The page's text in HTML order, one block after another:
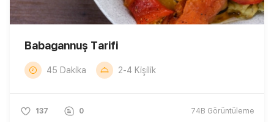
Babagannuş Tarifi
45 Dakika 2-4 Kişilik
137 0 74B Görüntüleme